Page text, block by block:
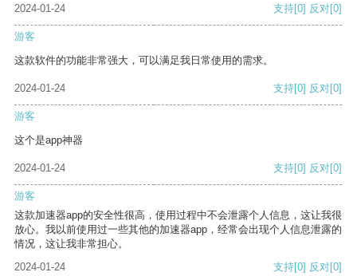
2024-01-24 支持[0] 反对[0]
游客
这款软件的功能非常强大，可以满足我日常使用的需求。
2024-01-24 支持[0] 反对[0]
游客
这个是app神器
2024-01-24 支持[0] 反对[0]
游客
这款加速器app的安全性很高，使用过程中不会泄露个人信息，这让我很
放心。我以前使用过一些其他的加速器app，经常会出现个人信息泄露的
情况，这让我非常担心。
2024-01-24
支持[0] 反对[0]